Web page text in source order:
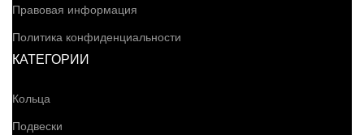
Правовая информация
Политика конфиденциальности
КАТЕГОРИИ
Кольца
Подвески